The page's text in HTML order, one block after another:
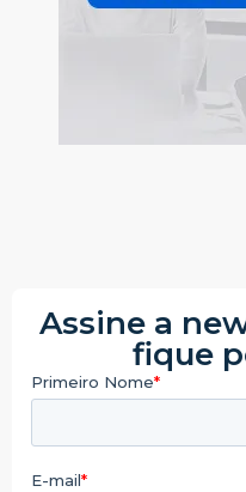
Assine a
fique